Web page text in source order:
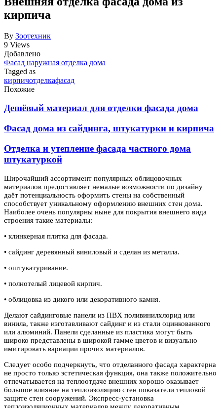
кирпича
By Зоотехник
9 Views
Добавлено
Фасад наружная отделка дома
Tagged as
кирпичотделкафасад
Похожие
Дешёвый материал для отделки фасада дома
Фасад дома из сайдинга, штукатурки и кирпича
Отделка и утепление фасада частного дома
штукатуркой
Широчайший ассортимент популярных облицовочных
материалов предоставляет немалые возможности по дизайну
даёт потенциальность оформить стены на собственный
способствует уникальному оформлению внешних стен дома.
Наиболее очень популярны ныне для покрытия внешнего вида
строения такие материалы:
• клинкерная плитка для фасада.
• сайдинг деревянный виниловый и сделан из металла.
• оштукатуривание.
• полнотелый лицевой кирпич.
• облицовка из дикого или декоративного камня.
Делают сайдинговые панели из ПВХ поливинилхлорид или
винила, также изготавливают сайдинг и из стали оцинкованного
или алюминий. Панели сделанные из пластика могут быть
широко представлены в широкой гамме цветов и визуально
имитировать вариации прочих материалов.
Следует особо подчеркнуть, что отделанного фасада характерна
не просто только эстетическая функция, она также положительно
отпечатывается на теплоотдаче внешних хорошо оказывает
большое влияние на теплоизоляцию стен показатели тепловой
защите стен сооружений. Экспресс-установка
теплоизоляционных материалов между декоративным